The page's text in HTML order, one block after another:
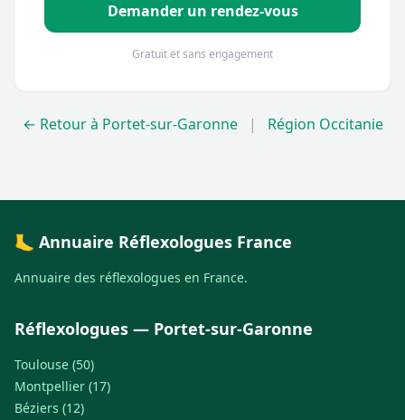
Demander un rendez-vous
Gratuit et sans engagement
← Retour à Portet-sur-Garonne | Région Occitanie
🦶 Annuaire Réflexologues France
Annuaire des réflexologues en France.
Réflexologues — Portet-sur-Garonne
Toulouse (50)
Montpellier (17)
Béziers (12)